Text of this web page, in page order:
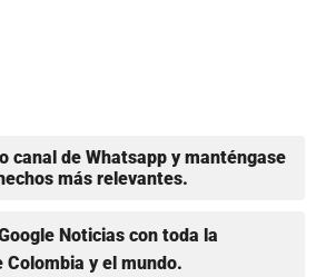
canal de Whatsapp y manténgase
más relevantes.
Noticias con toda la
y el mundo.